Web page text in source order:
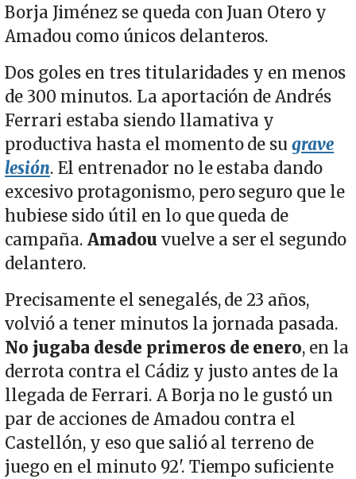
Borja Jiménez se queda con Juan Otero y
Amadou como únicos delanteros.
Dos goles en tres titularidades y en menos
de 300 minutos. La aportación de Andrés
Ferrari estaba siendo llamativa y
productiva hasta el momento de sugrave
lesión. El entrenador no le estaba dando
excesivo protagonismo, pero seguro que le
hubiese sido útil en lo que queda de
campaña. Amadou vuelve a ser el segundo
delantero.
Precisamente el senegalés, de 23 años,
volvió a tener minutos la jornada pasada.
No jugaba desde primeros de enero, en la
derrota contra el Cádiz y justo antes de la
llegada de Ferrari. A Borja no le gustó un
par de acciones de Amadou contra el
Castellón, y eso que salió al terreno de
juego en el minuto 92'. Tiempo suficiente